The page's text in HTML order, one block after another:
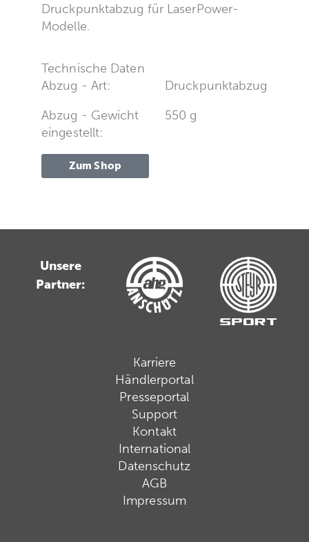
Druckpunktabzug für LaserPower-
Modelle.
Technische Daten
Abzug - Art:
Druckpunktabzug
Abzug - Gewicht
eingestellt:
550 g
Zum Shop
Unsere
Partner:
Karriere
Händlerportal
Presseportal
Support
Kontakt
International
Datenschutz
AGB
Impressum